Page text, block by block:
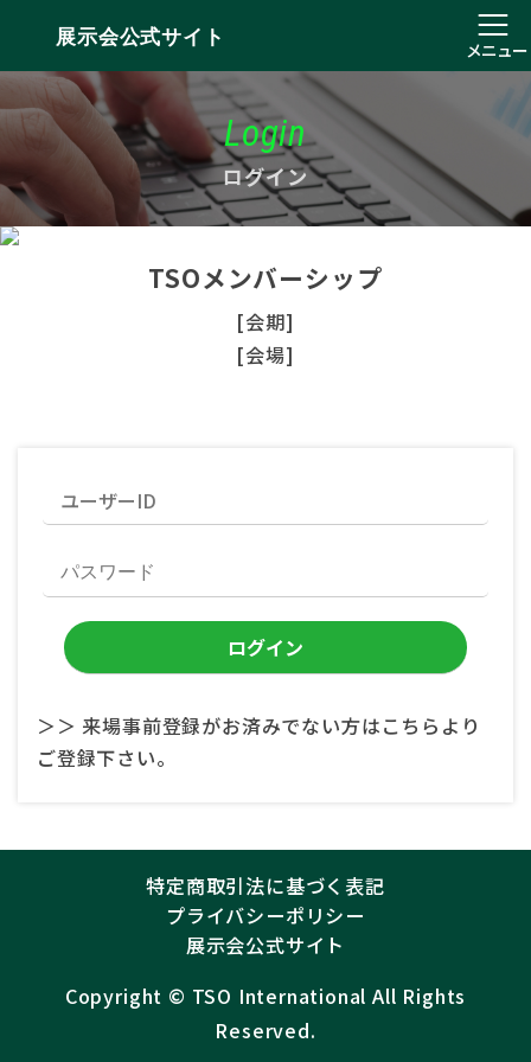
展示会公式サイト
メニュー
Login
ログイン
TSOメンバーシップ
[会期]
[会場]
＞＞ 来場事前登録がお済みでない方はこちらより
ご登録下さい。
特定商取引法に基づく表記
プライバシーポリシー
展示会公式サイト
Copyright ©︎ TSO International All Rights
Reserved.